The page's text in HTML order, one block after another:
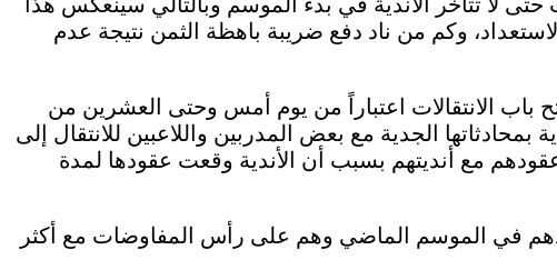
حتى لا تتأخر الأندية في بدء الموسم وبالتالي سينعكس هذا
وكم من ناد دفع ضريبة باهظة الثمن نتيجة عدم
باب الانتقالات اعتباراً من يوم أمس وحتى العشرين من
الجدية مع بعض المدربين واللاعبين للانتقال إلى
مع أنديتهم بسبب أن الأندية وقعت عقودها لمدة
في الموسم الماضي وهم على رأس المفاوضات مع أكثر